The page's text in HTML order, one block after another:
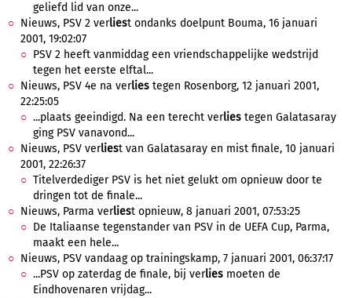
geliefd lid van onze...
Nieuws, PSV 2 verliest ondanks doelpunt Bouma, 16 januari
2001, 19:02:07
PSV 2 heeft vanmiddag een vriendschappelijke wedstrijd
tegen het eerste elftal...
Nieuws, PSV 4e na verlies tegen Rosenborg, 12 januari 2001,
22:25:05
...plaats geeindigd. Na een terecht verlies tegen Galatasaray
ging PSV vanavond...
Nieuws, PSV verliest van Galatasaray en mist finale, 10 januari
2001, 22:26:37
Titelverdediger PSV is het niet gelukt om opnieuw door te
dringen tot de finale...
Nieuws, Parma verliest opnieuw, 8 januari 2001, 07:53:25
De Italiaanse tegenstander van PSV in de UEFA Cup, Parma,
maakt een hele...
Nieuws, PSV vandaag op trainingskamp, 7 januari 2001, 06:37:17
...PSV op zaterdag de finale, bij verlies moeten de
Eindhovenaren vrijdag...